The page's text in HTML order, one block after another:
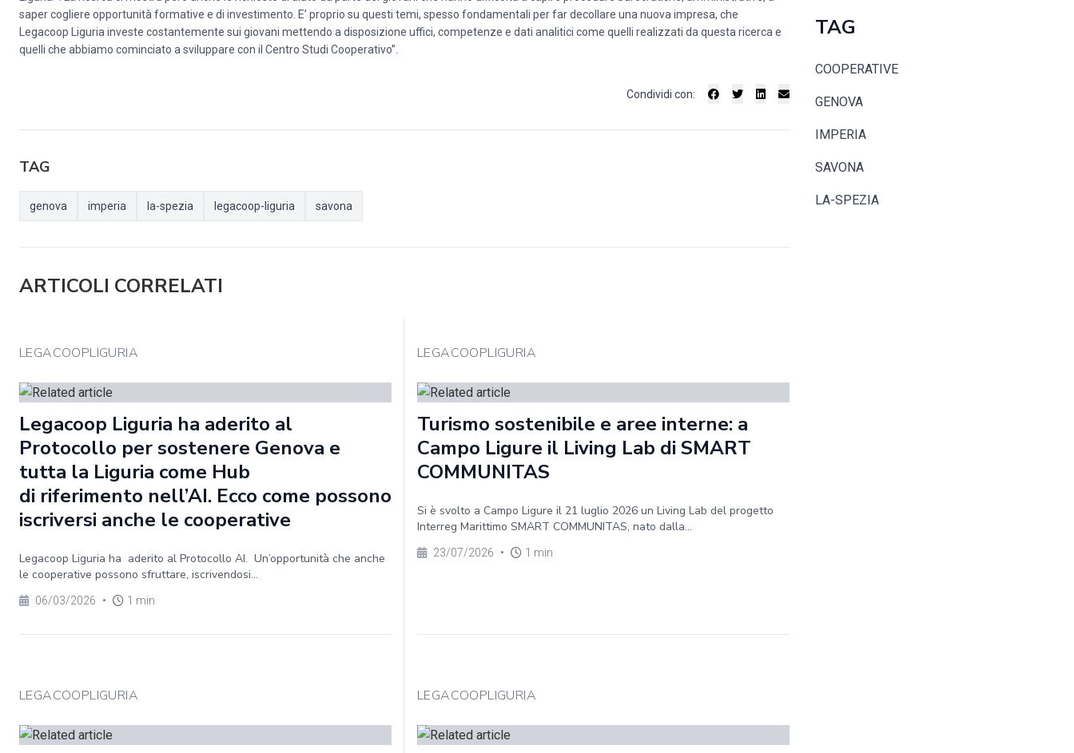
saper cogliere opportunità formative e di investimento. E’ proprio su questi temi, spesso fondamentali per far decollare una nuova impresa, che
Legacoop Liguria investe costantemente sui giovani mettendo a disposizione uffici, competenze e dati analitici come quelli realizzati da questa ricerca e
quelli che abbiamo cominciato a sviluppare con il Centro Studi Cooperativo”.
Condividi con:
TAG
genova imperia la-spezia legacoop-liguria savona
ARTICOLI CORRELATI
LEGACOOPLIGURIA
Legacoop Liguria ha aderito al
Protocollo per sostenere Genova e
tutta la Liguria come Hub
di riferimento nell’AI. Ecco come possono
iscriversi anche le cooperative
Legacoop Liguria ha aderito al Protocollo AI. Un’opportunità che anche
le cooperative possono sfruttare, iscrivendosi...
06/03/2026 • 1 min
LEGACOOPLIGURIA
Turismo sostenibile e aree interne: a
Campo Ligure il Living Lab di SMART
COMMUNITAS
Si è svolto a Campo Ligure il 21 luglio 2026 un Living Lab del progetto
Interreg Marittimo SMART COMMUNITAS, nato dalla...
23/07/2026 • 1 min
LEGACOOPLIGURIA LEGACOOPLIGURIA
TAG
COOPERATIVE
GENOVA
IMPERIA
SAVONA
LA-SPEZIA